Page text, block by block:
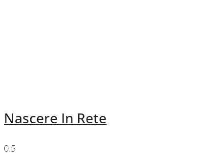
Nascere In Rete